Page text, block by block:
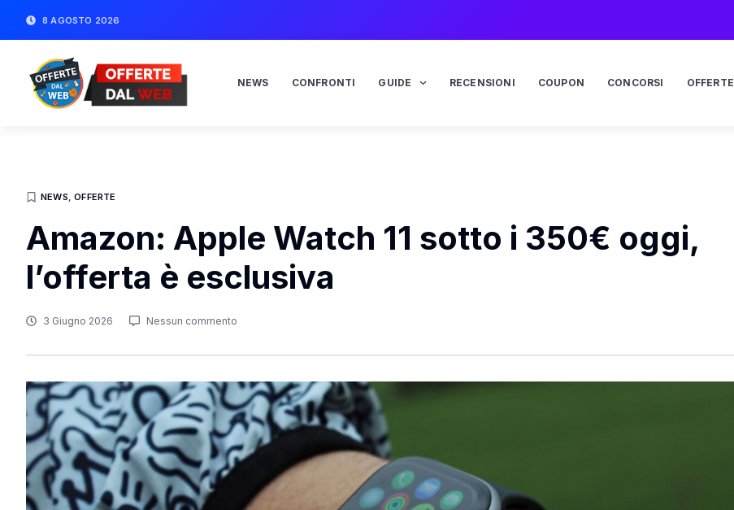
8 AGOSTO 2026
NEWS CONFRONTI GUIDE RECENSIONI COUPON CONCORSI OFFERTE
NEWS,OFFERTE
Amazon: Apple Watch 11 sotto i 350€ oggi,
l’offerta è esclusiva
3 Giugno 2026 Nessun commento